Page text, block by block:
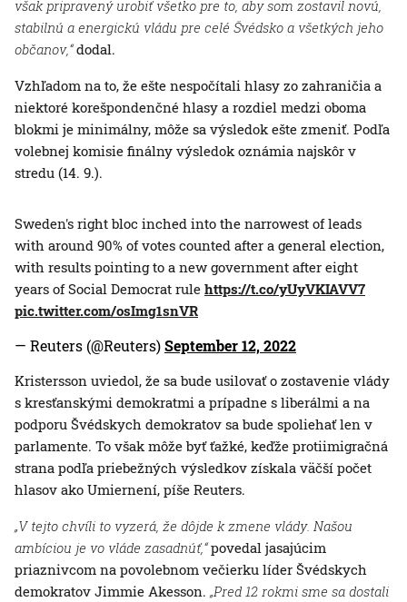
však pripravený urobiť všetko pre to, aby som zostavil novú,
stabilnú a energickú vládu pre celé Švédsko a všetkých jeho
občanov,“dodal.
Vzhľadom na to, že ešte nespočítali hlasy zo zahraničia a
niektoré korešpondenčné hlasy a rozdiel medzi oboma
blokmi je minimálny, môže sa výsledok ešte zmeniť. Podľa
volebnej komisie finálny výsledok oznámia najskôr v
stredu (14. 9.).
Sweden's right bloc inched into the narrowest of leads
with around 90% of votes counted after a general election,
with results pointing to a new government after eight
years of Social Democrat rule https://t.co/yUyVKIAVV7
pic.twitter.com/osImg1snVR
— Reuters (@Reuters)September 12, 2022
Kristersson uviedol, že sa bude usilovať o zostavenie vlády
s kresťanskými demokratmi a prípadne s liberálmi a na
podporu Švédskych demokratov sa bude spoliehať len v
parlamente. To však môže byť ťažké, keďže protiimigračná
strana podľa priebežných výsledkov získala väčší počet
hlasov ako Umiernení, píše Reuters.
„V tejto chvíli to vyzerá, že dôjde k zmene vlády. Našou
ambíciou je vo vláde zasadnúť,“povedal jasajúcim
priaznivcom na povolebnom večierku líder Švédskych
demokratov Jimmie Akesson. „Pred 12 rokmi sme sa dostali